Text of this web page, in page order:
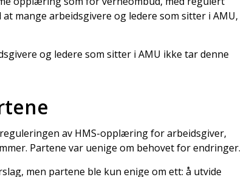
mange arbeidsgivere og ledere som sitter i AMU,
og ledere som sitter i AMU ikke tar denne
av HMS-opplæring for arbeidsgiver,
Partene var uenige om behovet for endringer.
men partene ble kun enige om ett: å utvide